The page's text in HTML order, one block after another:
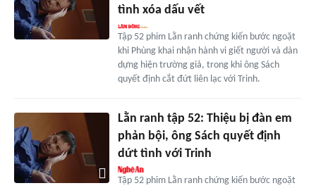
tình xóa dấu vết
Tập 52 phim Lằn ranh chứng kiến bước ngoặt
khi Phùng khai nhận hành vi giết người và dàn
dựng hiện trường giả, trong khi ông Sách
quyết định cắt đứt liên lạc với Trinh.
Lằn ranh tập 52: Thiệu bị đàn em
phản bội, ông Sách quyết định
dứt tình với Trinh
Tập 52 phim Lằn ranh chứng kiến bước ngoặt